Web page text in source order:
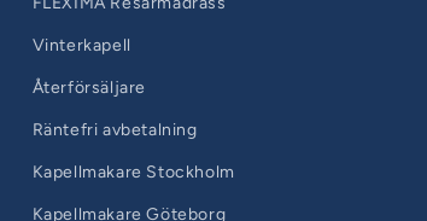
Vinterkapell
Återförsäljare
Räntefri avbetalning
Kapellmakare Stockholm
Kapellmakare Göteborg